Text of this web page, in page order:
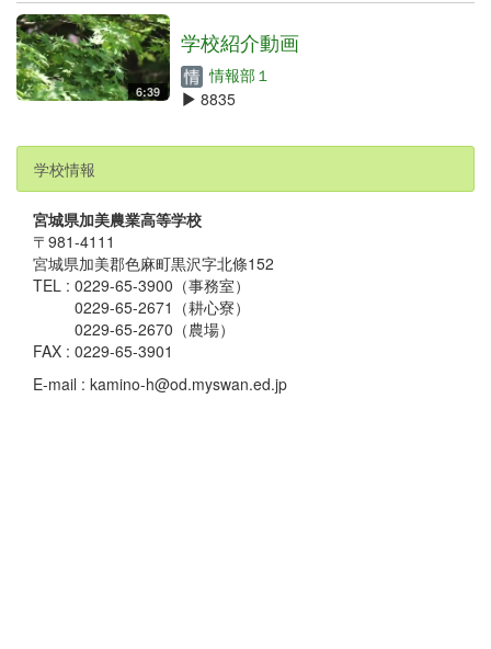
6:39
学校紹介動画
情報部１
8835
学校情報
宮城県加美農業高等学校
〒981-4111
宮城県加美郡色麻町黒沢字北條152
TEL : 0229-65-3900（事務室）
0229-65-2671（耕心寮）
0229-65-2670（農場）
FAX : 0229-65-3901
E-mail : kamino-h@od.myswan.ed.jp